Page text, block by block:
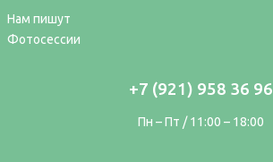
Нам пишут
Фотосессии
+7 (921) 958 36 96
Пн – Пт / 11:00 – 18:00